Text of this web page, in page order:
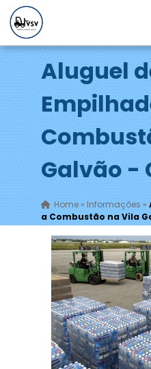
Aluguel
Galvão -
Home» Informações »
a Combustão na Vila